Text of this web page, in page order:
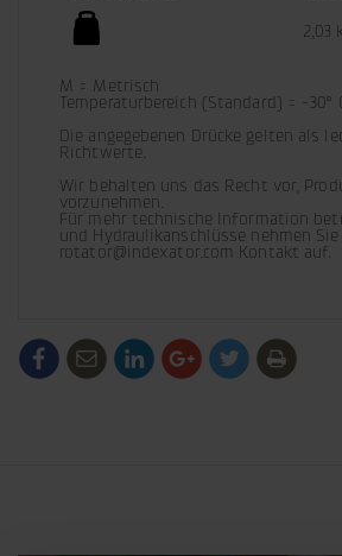
2,03
M = Metrisch
Temperaturbereich (Standard) = -30°
Die angegebenen Drücke gelten als
Richtwerte.
Wir behalten uns das Recht vor,
vorzunehmen.
Für mehr technische Information
und Hydraulikanschlüsse nehmen
rotator@indexator.com Kontakt auf.
/generic/labels/toolbar/share-
social-
/generic/labels/toolbar/tip
/generic/labels/toolbar/
social-
/generic/labels/
social-
/generic/
social-